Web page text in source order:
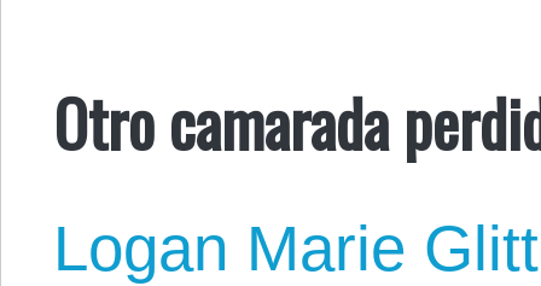
Otro camarada
Logan Marie